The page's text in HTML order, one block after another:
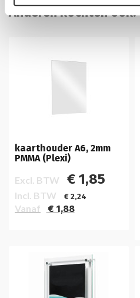
Anderen kochten ook:
kaarthouder A6, 2mm
PMMA (Plexi)
Excl. BTW
€ 1,85
Incl. BTW € 2,24
Vanaf € 1,88